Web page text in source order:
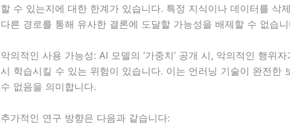
할 수 있는지에 대한 한계가 있습니다. 특정 지식이나 데이터를 삭
다른 경로를 통해 유사한 결론에 도달할 가능성을 배제할 수 없습니
악의적인 사용 가능성: AI 모델의 ‘가중치’ 공개 시, 악의적인 행위
시 학습시킬 수 있는 위험이 있습니다. 이는 언러닝 기술이 완전한
수 없음을 의미합니다.
추가적인 연구 방향은 다음과 같습니다: